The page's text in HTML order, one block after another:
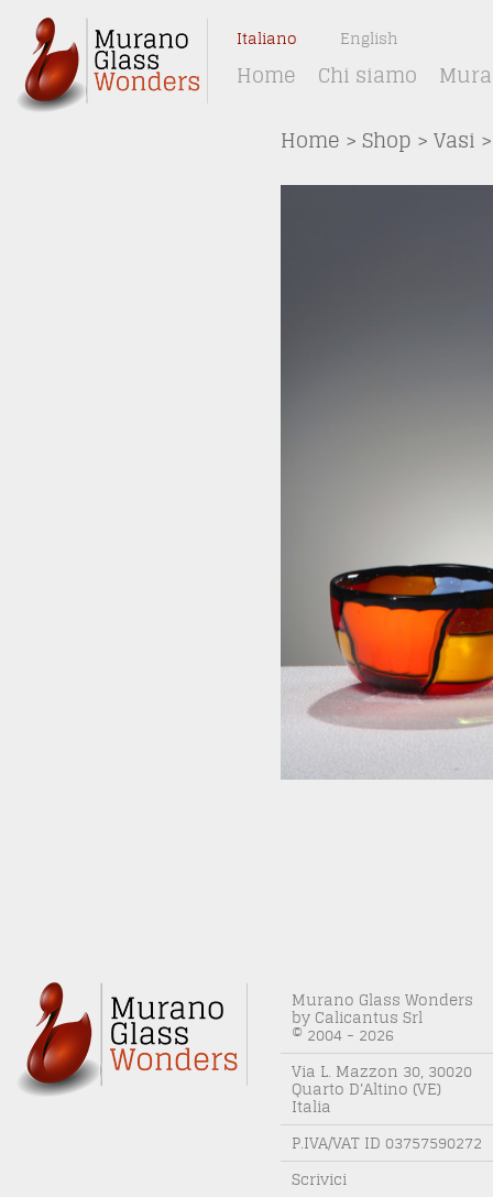
Italiano English
Home Chi siamo
Home > Shop > Vasi >
Murano Glass Wonders
by Calicantus Srl
© 2004 - 2026
Via L. Mazzon 30, 30020
Quarto D'Altino (VE)
Italia
P.IVA/VAT ID 03757590272
Scrivici